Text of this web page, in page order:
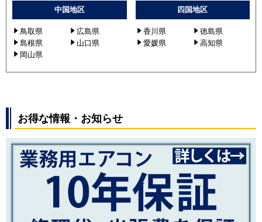
中国地区
鳥取県
広島県
島根県
山口県
岡山県
四国地区
香川県
徳島県
愛媛県
高知県
お得な情報・お知らせ